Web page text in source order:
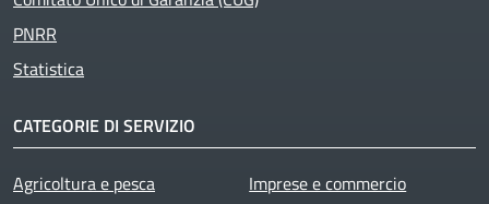
PNRR
Statistica
CATEGORIE DI SERVIZIO
Agricoltura e pesca
Imprese e commercio